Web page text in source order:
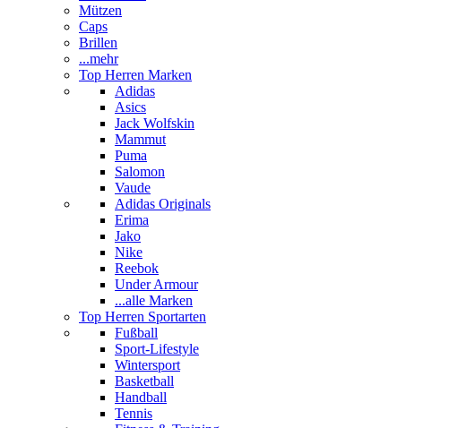
Mützen
Caps
Brillen
...mehr
Top Herren Marken
Adidas
Asics
Jack Wolfskin
Mammut
Puma
Salomon
Vaude
Adidas Originals
Erima
Jako
Nike
Reebok
Under Armour
...alle Marken
Top Herren Sportarten
Fußball
Sport-Lifestyle
Wintersport
Basketball
Handball
Tennis